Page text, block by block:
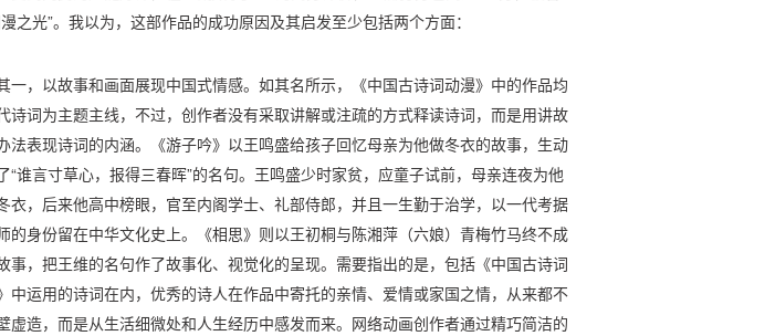
之光”。我以为，这部作品的成功原因及其启发至少包括两个方面：
一，以故事和画面展现中国式情感。如其名所示，《中国古诗词动漫》中的作品均
诗词为主题主线，不过，创作者没有采取讲解或注疏的方式释读诗词，而是用讲故
法表现诗词的内涵。《游子吟》以王鸣盛给孩子回忆母亲为他做冬衣的故事，生动
“谁言寸草心，报得三春晖”的名句。王鸣盛少时家贫，应童子试前，母亲连夜为他
衣，后来他高中榜眼，官至内阁学士、礼部侍郎，并且一生勤于治学，以一代考据
的身份留在中华文化史上。《相思》则以王初桐与陈湘萍（六娘）青梅竹马终不成
事，把王维的名句作了故事化、视觉化的呈现。需要指出的是，包括《中国古诗词
中运用的诗词在内，优秀的诗人在作品中寄托的亲情、爱情或家国之情，从来都不
虚造，而是从生活细微处和人生经历中感发而来。网络动画创作者通过精巧简洁的